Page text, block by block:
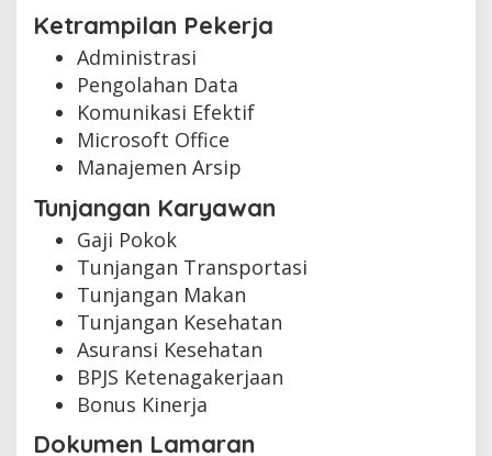
Ketrampilan Pekerja
Administrasi
Pengolahan Data
Komunikasi Efektif
Microsoft Office
Manajemen Arsip
Tunjangan Karyawan
Gaji Pokok
Tunjangan Transportasi
Tunjangan Makan
Tunjangan Kesehatan
Asuransi Kesehatan
BPJS Ketenagakerjaan
Bonus Kinerja
Dokumen Lamaran